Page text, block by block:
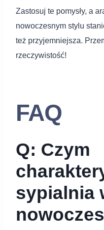
Zastosuj te pomysły, a
nowoczesnym stylu
też przyjemniejsza.
rzeczywistość!
FAQ
Q: Czym
sypialnia